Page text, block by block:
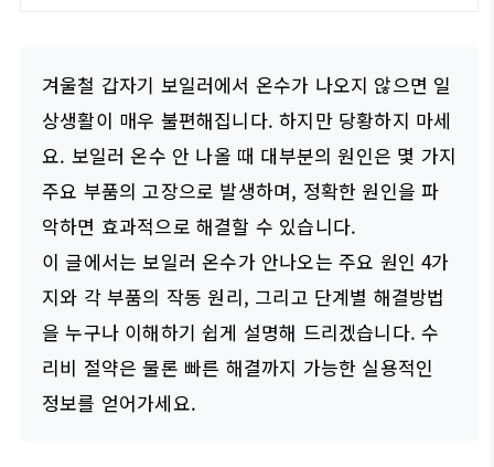
겨울철 갑자기 보일러에서 온수가 나오지 않으면 일
상생활이 매우 불편해집니다. 하지만 당황하지 마세
요. 보일러 온수 안 나올 때 대부분의 원인은 몇 가지
주요 부품의 고장으로 발생하며, 정확한 원인을 파
악하면 효과적으로 해결할 수 있습니다.
이 글에서는 보일러 온수가 안나오는 주요 원인 4가
지와 각 부품의 작동 원리, 그리고 단계별 해결방법
을 누구나 이해하기 쉽게 설명해 드리겠습니다. 수
리비 절약은 물론 빠른 해결까지 가능한 실용적인
정보를 얻어가세요.